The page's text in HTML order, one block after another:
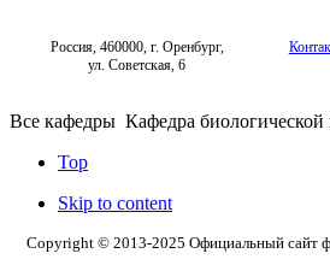
Россия, 460000, г. Оренбург,
ул. Советская, 6
Все кафедры Кафедра
Top
Skip to content
Copyright © 2013-2025 Официальный сайт